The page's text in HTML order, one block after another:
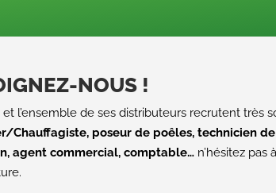
NOUS !
et l’ensemble de ses distributeurs recrutent très
Chauffagiste, poseur de poêles, technicien
agent commercial, comptable… n’hésitez pas